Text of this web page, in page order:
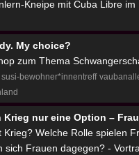
Kneipe mit Cuba Libre im
My choice?
zum Thema
susi-bewohner*innentreff
Krieg nur eine Option –
Krieg? Welche Rolle spielen
sich Frauen dagegen? -